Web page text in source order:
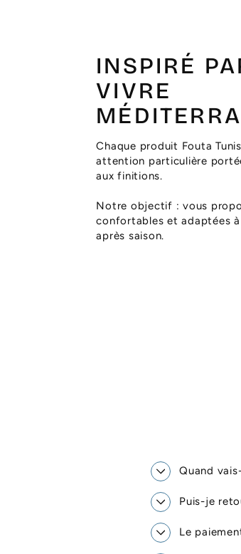
INSPIRÉ
VIVRE
Chaque produit Fouta
attention particulière
aux finitions.
Notre objectif : vous
confortables et adaptées
après saison.
Quand
Puis-je
Le